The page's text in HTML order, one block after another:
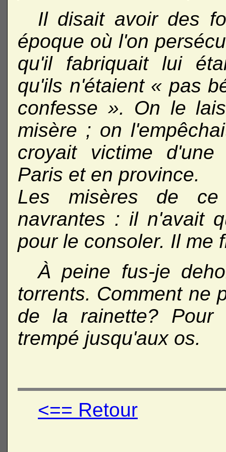
Il disait avoir des
époque où l'on
qu'il fabriquait lui
qu'ils n'étaient « pas
confesse ». On le
misère ; on
croyait victime d'une
Paris et en province.
Les misères de ce
navrantes : il n'avait
pour le consoler. Il me
À peine fus-je
torrents. Comment ne
de la rainette?
trempé jusqu'aux os.
<== Retour